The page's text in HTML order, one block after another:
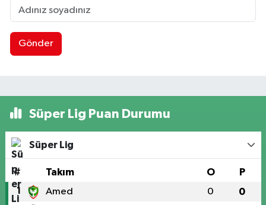
Gönder
Süper Lig Puan Durumu
Süper Lig
# Takım O P
1 Amed 0 0